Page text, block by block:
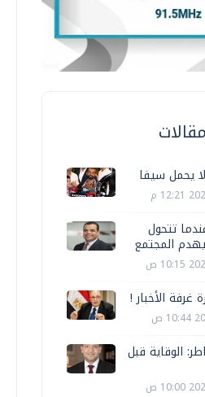
مقالات
يحمل سيفا
تتحول
المجتمع
غرفة الأخبار !
الوقاية قبل